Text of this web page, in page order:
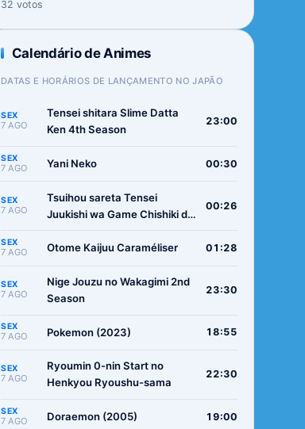
32 votos
Calendário de Animes
DATAS E HORÁRIOS DE LANÇAMENTO NO JAPÃO
SEX
7 AGO
Tensei shitara Slime Datta
Ken 4th Season
23:00
SEX
7 AGO Yani Neko 00:30
SEX
7 AGO
Tsuihou sareta Tensei
Juukishi wa Game Chishiki de
00:26
SEX
7 AGO Otome Kaijuu Caraméliser 01:28
SEX
7 AGO
Nige Jouzu no Wakagimi 2nd
Season
23:30
SEX
7 AGO Pokemon (2023) 18:55
SEX
7 AGO
Ryoumin 0-nin Start no
Henkyou Ryoushu-sama
22:30
SEX
7 AGO Doraemon (2005) 19:00